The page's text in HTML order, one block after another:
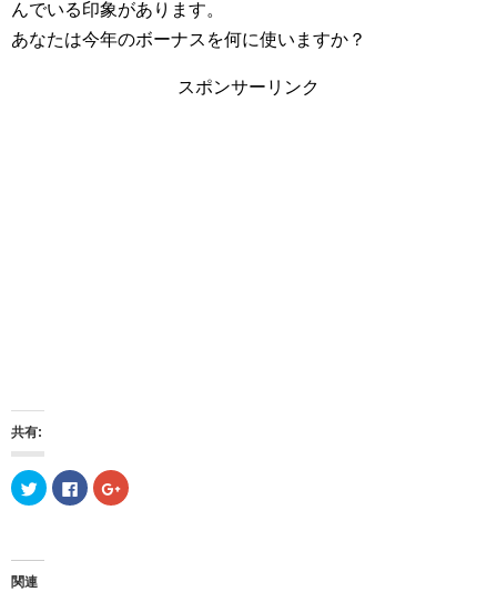
んでいる印象があります。
あなたは今年のボーナスを何に使いますか？
スポンサーリンク
共有:
ク
リ
T
F
a
ク
リ
関連